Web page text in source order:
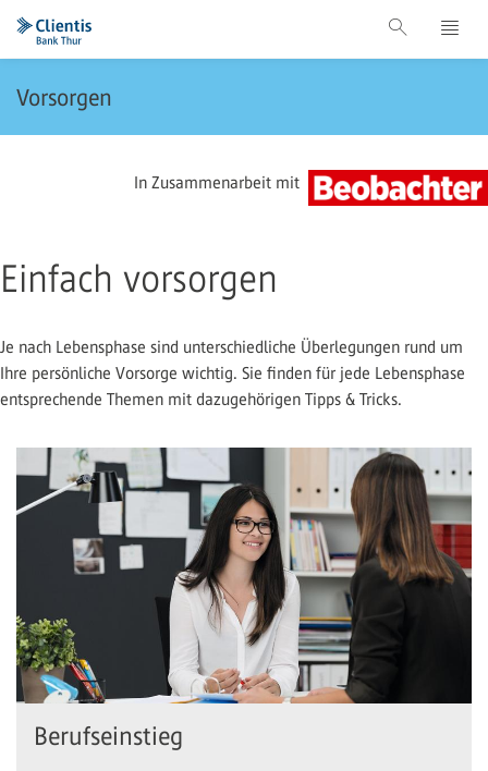
Vorsorgen
In Zusammenarbeit mit
Einfach vorsorgen
Je nach Lebensphase sind unterschiedliche Überlegungen rund um
Ihre persönliche Vorsorge wichtig. Sie finden für jede Lebensphase
entsprechende Themen mit dazugehörigen Tipps & Tricks.
Berufseinstieg